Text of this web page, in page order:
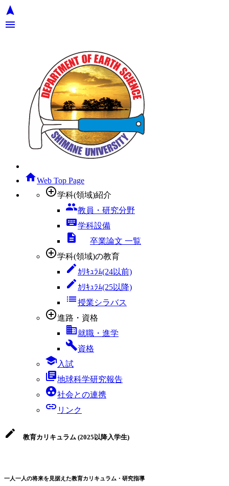
navigation
menu
homeWeb Top Page
add_circle_outline学科(領域)紹介
group教員・研究分野
keyboard学科設備
descriptions 卒業論文 一覧
add_circle_outline学科(領域)の教育
edit ｶﾘｷｭﾗﾑ(24以前)
edit ｶﾘｷｭﾗﾑ(25以降)
list授業シラバス
add_circle_outline進路・資格
business就職・進学
build資格
school 入試
library_books地球科学研究報告
group_work社会との連携
link リンク
edit 教育カリキュラム (2025以降入学生)
一人一人の将来を見据えた教育カリキュラム・研究指導